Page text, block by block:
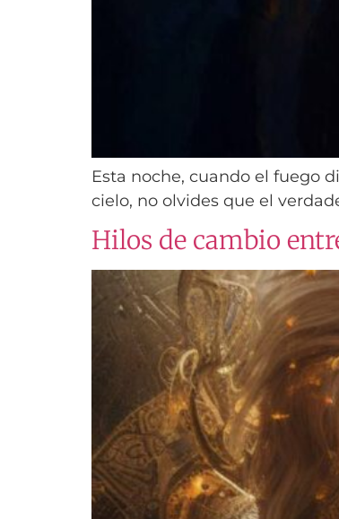
Esta noche, cuando el fuego
cielo, no olvides que el
Hilos de cambio